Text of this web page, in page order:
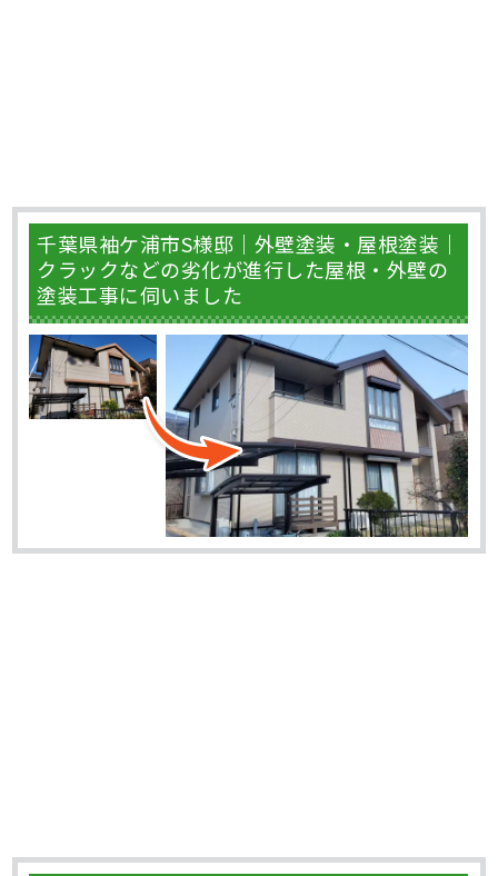
千葉県袖ケ浦市S様邸｜外壁塗装・屋根塗装｜
クラックなどの劣化が進行した屋根・外壁の
塗装工事に伺いました